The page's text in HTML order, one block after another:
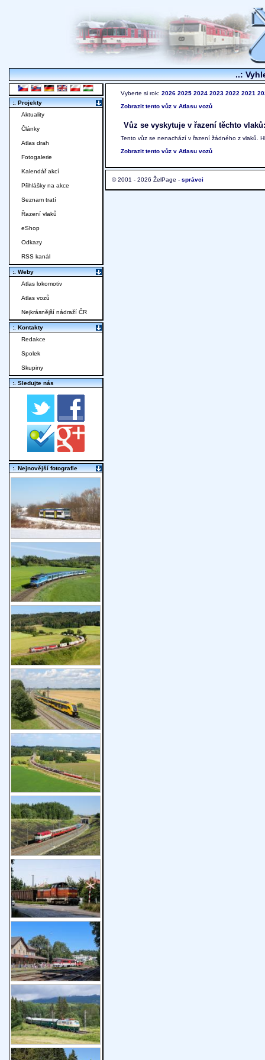
..:
Vyberte si rok: 2026 2025 2024 2023 2022 2021
Zobrazit tento vůz v Atlasu vozů
Vůz se vyskytuje v řazení těchto vlaků:
Tento vůz se nenachází v řazení žádného z vlaků.
Zobrazit tento vůz v Atlasu vozů
© 2001 - 2026 ŽelPage - správci
:. Projekty
Aktuality
Články
Atlas drah
Fotogalerie
Kalendář akcí
Přihlášky na akce
Seznam tratí
Řazení vlaků
eShop
Odkazy
RSS kanál
:. Weby
Atlas lokomotiv
Atlas vozů
Nejkrásnější nádraží ČR
:. Kontakty
Redakce
Spolek
Skupiny
:. Sledujte nás
:. Nejnovější fotografie